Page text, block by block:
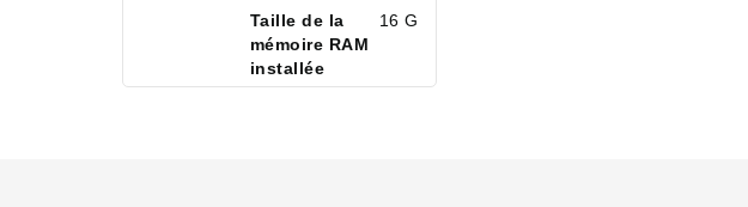
Taille de la
mémoire RAM
installée
16 GB